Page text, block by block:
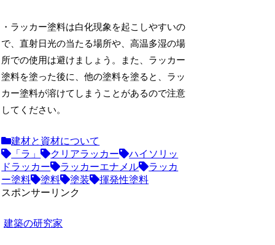
・ラッカー塗料は白化現象を起こしやすいの
で、直射日光の当たる場所や、高温多湿の場
所での使用は避けましょう。また、ラッカー
塗料を塗った後に、他の塗料を塗ると、ラッ
カー塗料が溶けてしまうことがあるので注意
してください。
建材と資材について
「ラ」
クリアラッカー
ハイソリッ
ドラッカー
ラッカーエナメル
ラッカ
ー塗料
塗料 塗装
揮発性塗料
スポンサーリンク
建築の研究家